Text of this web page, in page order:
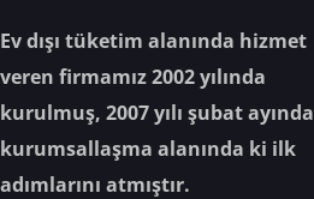
Ev dışı tüketim alanında hizmet
veren firmamız 2002 yılında
kurulmuş, 2007 yılı şubat ayında
kurumsallaşma alanında ki ilk
adımlarını atmıştır.